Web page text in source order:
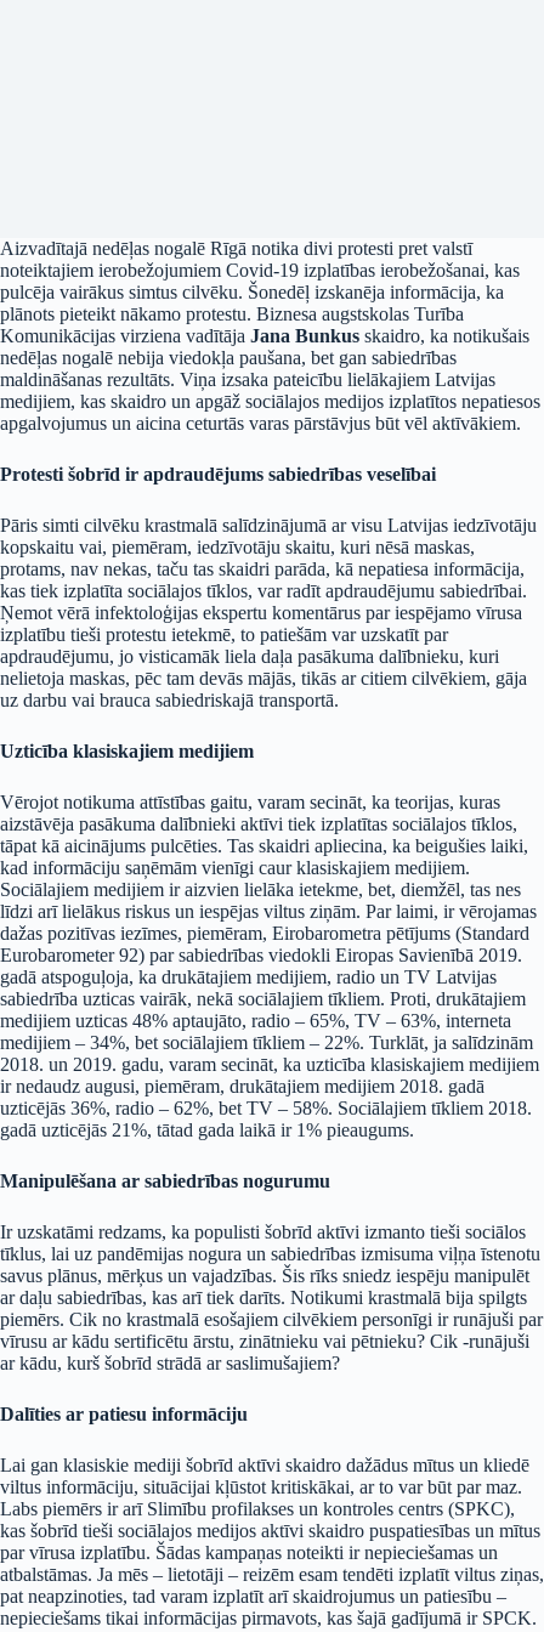
Aizvadītajā nedēļas nogalē Rīgā notika divi protesti pret valstī
noteiktajiem ierobežojumiem Covid-19 izplatības ierobežošanai, kas
pulcēja vairākus simtus cilvēku. Šonedēļ izskanēja informācija, ka
plānots pieteikt nākamo protestu. Biznesa augstskolas Turība
Komunikācijas virziena vadītāja Jana Bunkus skaidro, ka notikušais
nedēļas nogalē nebija viedokļa paušana, bet gan sabiedrības
maldināšanas rezultāts. Viņa izsaka pateicību lielākajiem Latvijas
medijiem, kas skaidro un apgāž sociālajos medijos izplatītos nepatiesos
apgalvojumus un aicina ceturtās varas pārstāvjus būt vēl aktīvākiem.
Protesti šobrīd ir apdraudējums sabiedrības veselībai
Pāris simti cilvēku krastmalā salīdzinājumā ar visu Latvijas iedzīvotāju
kopskaitu vai, piemēram, iedzīvotāju skaitu, kuri nēsā maskas,
protams, nav nekas, taču tas skaidri parāda, kā nepatiesa informācija,
kas tiek izplatīta sociālajos tīklos, var radīt apdraudējumu sabiedrībai.
Ņemot vērā infektoloģijas ekspertu komentārus par iespējamo vīrusa
izplatību tieši protestu ietekmē, to patiešām var uzskatīt par
apdraudējumu, jo visticamāk liela daļa pasākuma dalībnieku, kuri
nelietoja maskas, pēc tam devās mājās, tikās ar citiem cilvēkiem, gāja
uz darbu vai brauca sabiedriskajā transportā.
Uzticība klasiskajiem medijiem
Vērojot notikuma attīstības gaitu, varam secināt, ka teorijas, kuras
aizstāvēja pasākuma dalībnieki aktīvi tiek izplatītas sociālajos tīklos,
tāpat kā aicinājums pulcēties. Tas skaidri apliecina, ka beigušies laiki,
kad informāciju saņēmām vienīgi caur klasiskajiem medijiem.
Sociālajiem medijiem ir aizvien lielāka ietekme, bet, diemžēl, tas nes
līdzi arī lielākus riskus un iespējas viltus ziņām. Par laimi, ir vērojamas
dažas pozitīvas iezīmes, piemēram, Eirobarometra pētījums (Standard
Eurobarometer 92) par sabiedrības viedokli Eiropas Savienībā 2019.
gadā atspoguļoja, ka drukātajiem medijiem, radio un TV Latvijas
sabiedrība uzticas vairāk, nekā sociālajiem tīkliem. Proti, drukātajiem
medijiem uzticas 48% aptaujāto, radio – 65%, TV – 63%, interneta
medijiem – 34%, bet sociālajiem tīkliem – 22%. Turklāt, ja salīdzinām
2018. un 2019. gadu, varam secināt, ka uzticība klasiskajiem medijiem
ir nedaudz augusi, piemēram, drukātajiem medijiem 2018. gadā
uzticējās 36%, radio – 62%, bet TV – 58%. Sociālajiem tīkliem 2018.
gadā uzticējās 21%, tātad gada laikā ir 1% pieaugums.
Manipulēšana ar sabiedrības nogurumu
Ir uzskatāmi redzams, ka populisti šobrīd aktīvi izmanto tieši sociālos
tīklus, lai uz pandēmijas nogura un sabiedrības izmisuma viļņa īstenotu
savus plānus, mērķus un vajadzības. Šis rīks sniedz iespēju manipulēt
ar daļu sabiedrības, kas arī tiek darīts. Notikumi krastmalā bija spilgts
piemērs. Cik no krastmalā esošajiem cilvēkiem personīgi ir runājuši par
vīrusu ar kādu sertificētu ārstu, zinātnieku vai pētnieku? Cik -runājuši
ar kādu, kurš šobrīd strādā ar saslimušajiem?
Dalīties ar patiesu informāciju
Lai gan klasiskie mediji šobrīd aktīvi skaidro dažādus mītus un kliedē
viltus informāciju, situācijai kļūstot kritiskākai, ar to var būt par maz.
Labs piemērs ir arī Slimību profilakses un kontroles centrs (SPKC),
kas šobrīd tieši sociālajos medijos aktīvi skaidro puspatiesības un mītus
par vīrusa izplatību. Šādas kampaņas noteikti ir nepieciešamas un
atbalstāmas. Ja mēs – lietotāji – reizēm esam tendēti izplatīt viltus ziņas,
pat neapzinoties, tad varam izplatīt arī skaidrojumus un patiesību –
nepieciešams tikai informācijas pirmavots, kas šajā gadījumā ir SPCK.